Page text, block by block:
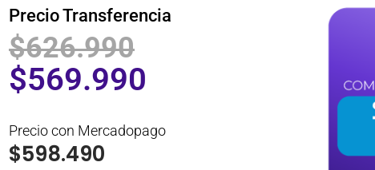
Precio Transferencia
$626.990
$569.990
Precio con Mercadopago
$598.490